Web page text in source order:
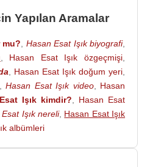
Yapılan Aramalar
mu? Hasan Esat Işık biyografi,
Hasan Esat Işık özgeçmişi
Hasan Esat Işık doğum yeri
Hasan Esat Işık video, Hasan
Işık kimdir?
Hasan Esat
Işık nereli, Hasan Esat Işık
albümleri